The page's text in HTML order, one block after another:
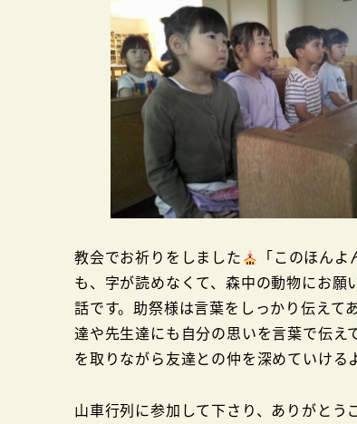
教会でお祈りをしました 「このほん
も、字が読めなくて、森中の動物にお
話です。助祭様は言葉をしっかり伝えて
達や先生達にも自分の思いを言葉で伝
を取りながら友達との仲を深めていける
山車行列に参加して下さり、ありがと